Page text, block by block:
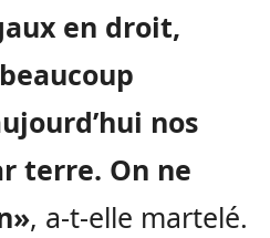
en droit,
nos
terre. On ne
, a-t-elle martelé.